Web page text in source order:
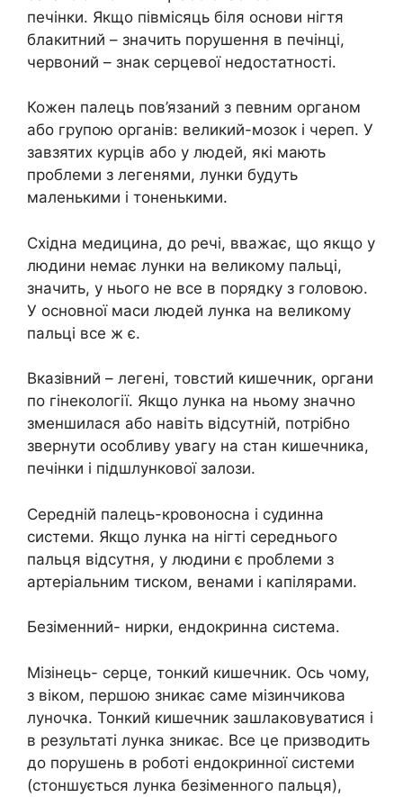
печінки. Якщо півмісяць біля основи нігтя
блакитний – значить порушення в печінці,
червоний – знак серцевої недостатності.
Кожен палець пов’язаний з певним органом
або групою органів: великий-мозок і череп. У
завзятих курців або у людей, які мають
проблеми з легенями, лунки будуть
маленькими і тоненькими.
Східна медицина, до речі, вважає, що якщо у
людини немає лунки на великому пальці,
значить, у нього не все в порядку з головою.
У основної маси людей лунка на великому
пальці все ж є.
Вказівний – легені, товстий кишечник, органи
по гінекології. Якщо лунка на ньому значно
зменшилася або навіть відсутній, потрібно
звернути особливу увагу на стан кишечника,
печінки і підшлункової залози.
Середній палець-кровоносна і судинна
системи. Якщо лунка на нігті середнього
пальця відсутня, у людини є проблеми з
артеріальним тиском, венами і капілярами.
Безіменний- нирки, ендокринна система.
Мізінець- серце, тонкий кишечник. Ось чому,
з віком, першою зникає саме мізинчикова
луночка. Тонкий кишечник зашлаковуватися і
в результаті лунка зникає. Все це призводить
до порушень в роботі ендокринної системи
(стоншується лунка безіменного пальця),